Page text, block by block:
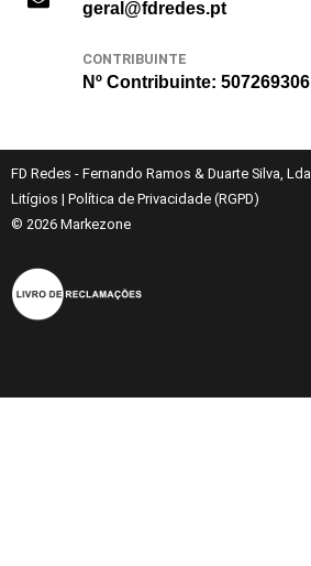
geral@fdredes.pt
CONTRIBUINTE
Nº Contribuinte: 507269306
FD Redes - Fernando Ramos & Duarte Silva, Lda
Litígios | Política de Privacidade (RGPD)
© 2026 Markezone